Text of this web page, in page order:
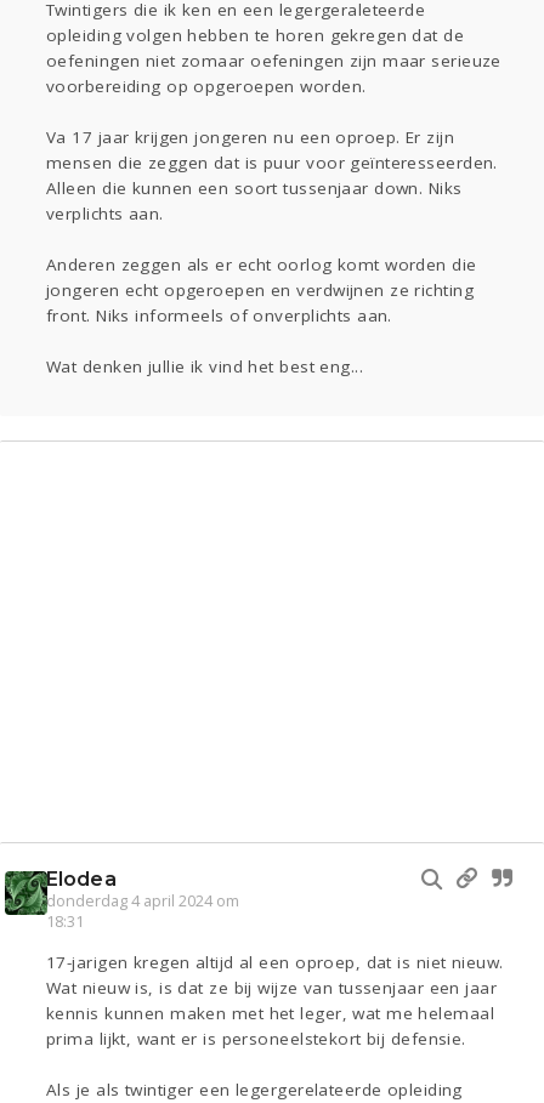
Gevraagd
Horen Doen
Lezen
Twintigers die ik ken en een legergeraleteerde
opleiding volgen hebben te horen gekregen dat de
oefeningen niet zomaar oefeningen zijn maar serieuze
voorbereiding op opgeroepen worden.
Va 17 jaar krijgen jongeren nu een oproep. Er zijn
mensen die zeggen dat is puur voor geïnteresseerden.
Alleen die kunnen een soort tussenjaar down. Niks
verplichts aan.
Anderen zeggen als er echt oorlog komt worden die
jongeren echt opgeroepen en verdwijnen ze richting
front. Niks informeels of onverplichts aan.
Wat denken jullie ik vind het best eng...
Elodea
donderdag 4 april 2024 om
18:31
17-jarigen kregen altijd al een oproep, dat is niet nieuw.
Wat nieuw is, is dat ze bij wijze van tussenjaar een jaar
kennis kunnen maken met het leger, wat me helemaal
prima lijkt, want er is personeelstekort bij defensie.
Als je als twintiger een legergerelateerde opleiding